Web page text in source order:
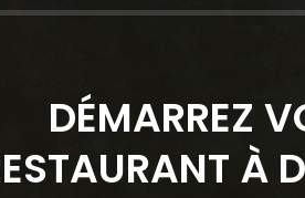
DÉMARREZ
À